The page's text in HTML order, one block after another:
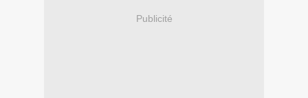
Publicité